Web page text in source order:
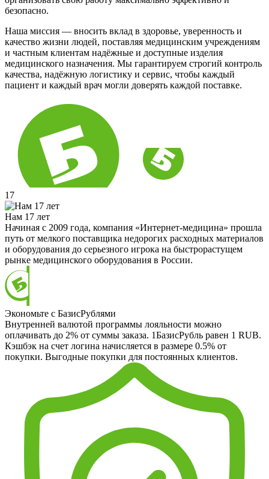
безопасно.
Наша миссия — вносить вклад в здоровье, уверенность и
качество жизни людей, поставляя медицинским учреждениям
и частным клиентам надёжные и доступные изделия
медицинского назначения. Мы гарантируем строгий контроль
качества, надёжную логистику и сервис, чтобы каждый
пациент и каждый врач могли доверять каждой поставке.
17
Нам 17 лет
Начиная с 2009 года, компания «Интернет-медицина» прошла
путь от мелкого поставщика недорогих расходных материалов
и оборудования до серьезного игрока на быстрорастущем
рынке медицинского оборудования в России.
Экономьте с БазисРублями
Внутренней валютой программы лояльности можно
оплачивать до 2% от суммы заказа. 1БазисРубль равен 1 RUB.
Кэшбэк на счет логина начисляется в размере 0.5% от
покупки. Выгодные покупки для постоянных клиентов.